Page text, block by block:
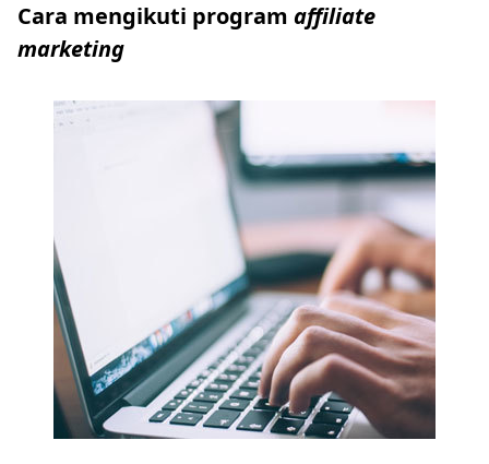
Cara mengikuti program affiliate
marketing